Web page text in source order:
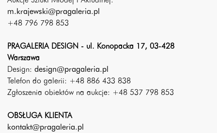
m.krajewski@pragaleria.pl
+48 796 798 853
PRAGALERIA DESIGN - ul. Konopacka 17, 03-428
Warszawa
Design: design@pragaleria.pl
Telefon do galerii: +48 886 433 838
Zgłoszenia obiektów na aukcje: +48 537 798 853
OBSŁUGA KLIENTA
kontakt@pragaleria.pl